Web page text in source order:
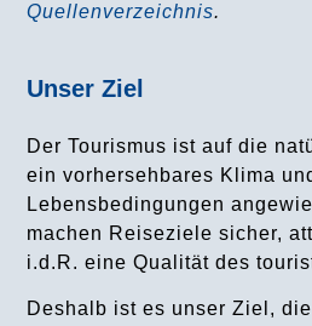
Quellenverzeichnis.
Unser Ziel
Der Tourismus ist auf die
ein vorhersehbares Klima
Lebensbedingungen
machen Reiseziele sicher,
i.d.R. eine Qualität des
Deshalb ist es unser Ziel, die